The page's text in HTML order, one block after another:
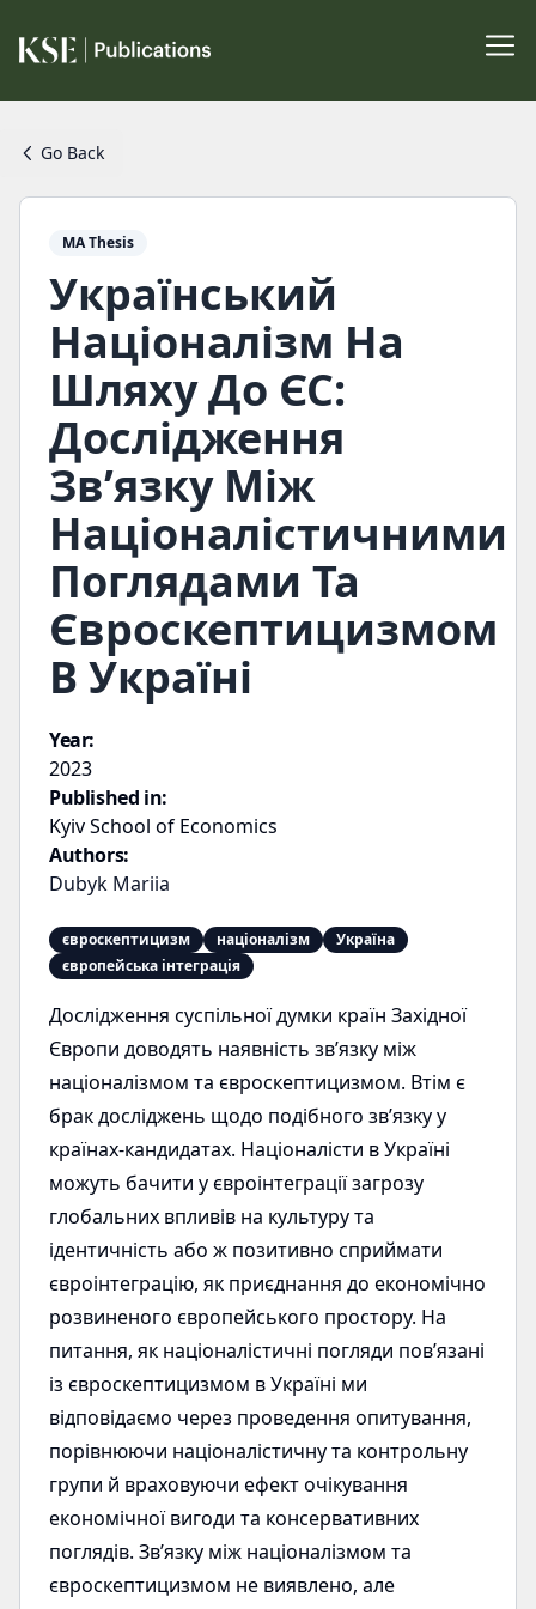
Go Back
MA Thesis
Український
Націоналізм На
Шляху До ЄС:
Дослідження
Зв’язку Між
Націоналістичними
Поглядами Та
Євроскептицизмом
В Україні
Year:
2023
Published in:
Kyiv School of Economics
Authors:
Dubyk Mariia
євроскептицизм націоналізм
Україна
європейська інтеграція
Дослідження суспільної думки країн Західної
Європи доводять наявність зв’язку між
націоналізмом та євроскептицизмом. Втім є
брак досліджень щодо подібного зв’язку у
країнах-кандидатах. Націоналісти в Україні
можуть бачити у євроінтеграції загрозу
глобальних впливів на культуру та
ідентичність або ж позитивно сприймати
євроінтеграцію, як приєднання до економічно
розвиненого європейського простору. На
питання, як націоналістичні погляди пов’язані
із євроскептицизмом в Україні ми
відповідаємо через проведення опитування,
порівнюючи націоналістичну та контрольну
групи й враховуючи ефект очікування
економічної вигоди та консервативних
поглядів. Зв’язку між націоналізмом та
євроскептицизмом не виявлено, але